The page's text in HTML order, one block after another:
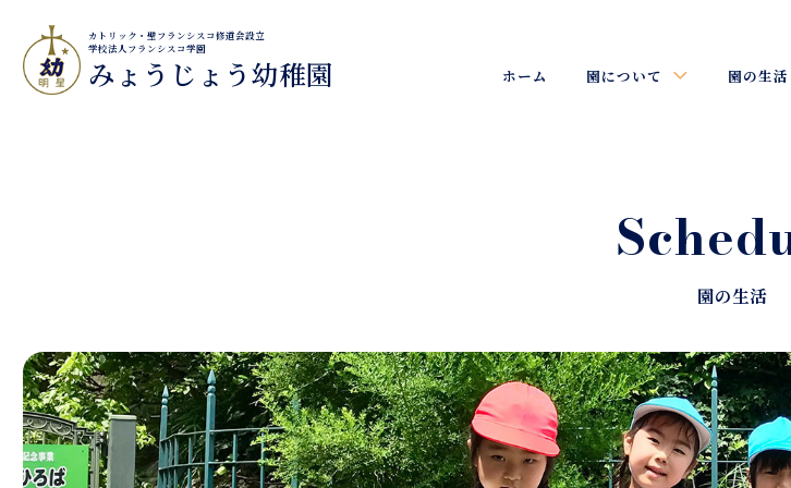
カトリック・聖フランシスコ修道会設立
学校法人フランシスコ学園
みょうじょう幼稚園 ホーム 園について 園の生活
園の生活